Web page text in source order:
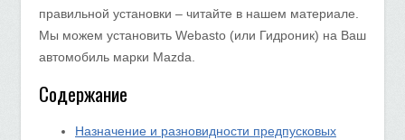
правильной установки – читайте в нашем материале.
Мы можем установить Webasto (или Гидроник) на Ваш
автомобиль марки Mazda.
Содержание
Назначение и разновидности предпусковых